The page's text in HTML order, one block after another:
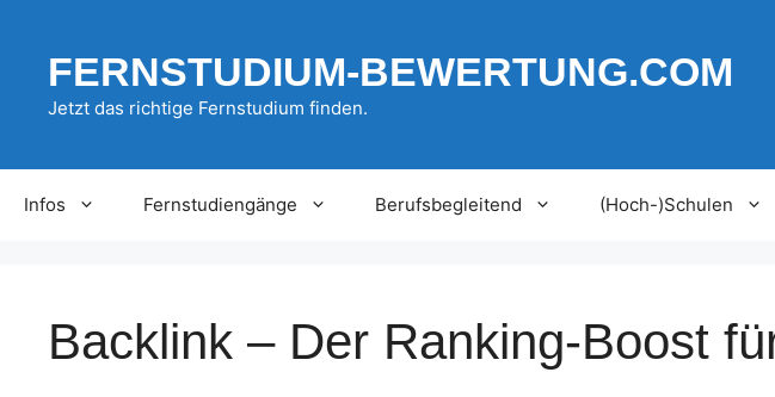
springenFERNSTUDIUM-BEWERTUNG.COM
Jetzt das richtige Fernstudium finden.
Infos Fernstudiengänge Berufsbegleitend (Hoch-)Schulen
Backlink – Der Ranking-Boost